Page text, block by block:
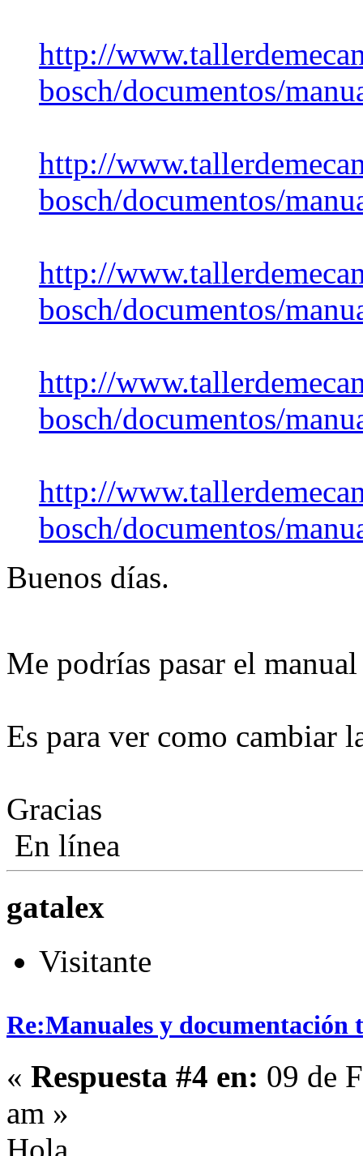
http://
bosch/documentos/
http://
bosch/documentos/
http://
bosch/documentos/
http://
bosch/documentos/
http://
bosch/documentos/
Buenos días.
Me podrías pasar el
Es para ver como cambiar
Gracias
En línea
gatalex
Visitante
Re:Manuales y documentación
« Respuesta #4 en: 09 de
am »